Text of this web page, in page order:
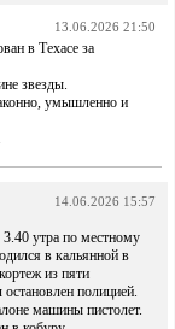
13.06.2026 21:50
в Техасе за
звезды.
умышленно и
14.06.2026 15:57
утра по местному
в кальянной в
из пяти
полицией.
машины пистолет.